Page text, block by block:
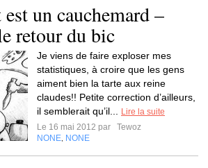
un cauchemard –
retour du bic
Je viens de faire exploser mes
statistiques, à croire que les gens
aiment bien la tarte aux reine
claudes!! Petite correction d’ailleurs,
il semblerait qu’il...
Lire la suite
Le 16 mai 2012 par
Tewoz
NONE NONE